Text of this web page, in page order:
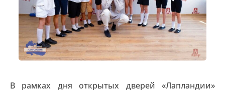
В рамках дня открытых дверей «Лапландии»